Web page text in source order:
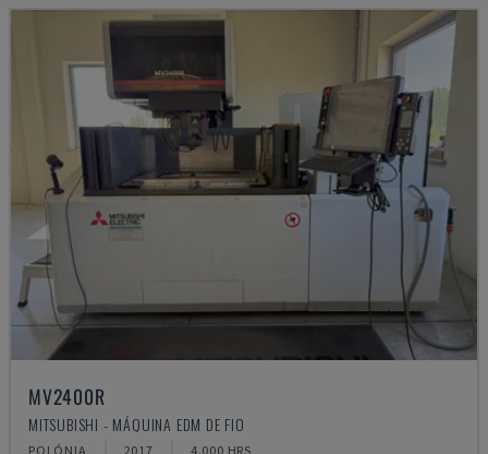
MV2400R
MITSUBISHI - MÁQUINA EDM DE FIO
POLÓNIA 2017 4.000 HRS